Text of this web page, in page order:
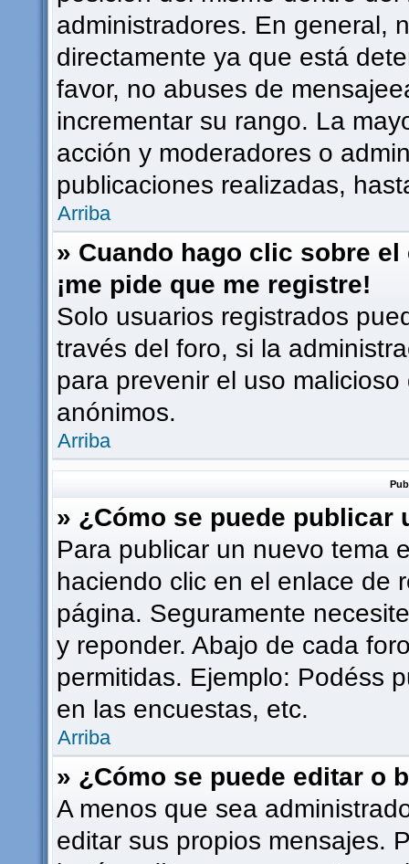
administradores. En general,
directamente ya que está
favor, no abuses de
incrementar su rango. La
acción y moderadores o
publicaciones realizadas,
Arriba
» Cuando hago clic sobre
¡me pide que me registre!
Solo usuarios registrados
través del foro, si la
para prevenir el uso
anónimos.
Arriba
» ¿Cómo se puede publicar
Para publicar un nuevo tema
haciendo clic en el enlace de
página. Seguramente
y reponder. Abajo de cada
permitidas. Ejemplo: Podéss
en las encuestas, etc.
Arriba
» ¿Cómo se puede editar o
A menos que sea
editar sus propios mensajes.